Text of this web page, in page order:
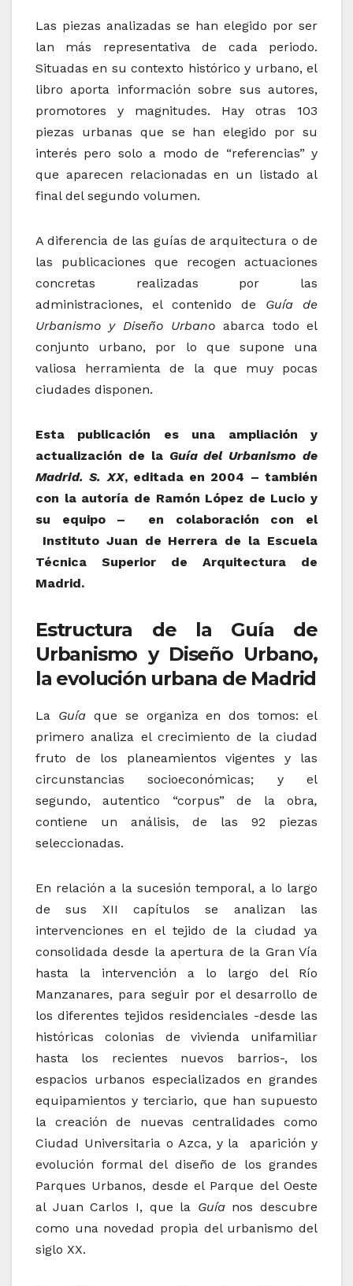
Las piezas analizadas se han elegido por ser
lan más representativa de cada periodo.
Situadas en su contexto histórico y urbano, el
libro aporta información sobre sus autores,
promotores y magnitudes. Hay otras 103
piezas urbanas que se han elegido por su
interés pero solo a modo de “referencias” y
que aparecen relacionadas en un listado al
final del segundo volumen.
A diferencia de las guías de arquitectura o de
las publicaciones que recogen actuaciones
concretas realizadas por las
administraciones, el contenido de Guía de
Urbanismo y Diseño Urbano abarca todo el
conjunto urbano, por lo que supone una
valiosa herramienta de la que muy pocas
ciudades disponen.
Esta publicación es una ampliación y
actualización de la Guía del Urbanismo de
Madrid. S. XX, editada en 2004 – también
con la autoría de Ramón López de Lucio y
su equipo – en colaboración con el
Instituto Juan de Herrera de la Escuela
Técnica Superior de Arquitectura de
Madrid.
Estructura de la Guía de
Urbanismo y Diseño Urbano,
la evolución urbana de Madrid
La Guíaque se organiza en dos tomos: el
primero analiza el crecimiento de la ciudad
fruto de los planeamientos vigentes y las
circunstancias socioeconómicas; y el
segundo, autentico “corpus” de la obra,
contiene un análisis, de las 92 piezas
seleccionadas.
En relación a la sucesión temporal, a lo largo
de sus XII capítulos se analizan las
intervenciones en el tejido de la ciudad ya
consolidada desde la apertura de la Gran Vía
hasta la intervención a lo largo del Río
Manzanares, para seguir por el desarrollo de
los diferentes tejidos residenciales -desde las
históricas colonias de vivienda unifamiliar
hasta los recientes nuevos barrios-, los
espacios urbanos especializados en grandes
equipamientos y terciario, que han supuesto
la creación de nuevas centralidades como
Ciudad Universitaria o Azca, y la aparición y
evolución formal del diseño de los grandes
Parques Urbanos, desde el Parque del Oeste
al Juan Carlos I, que la Guíanos descubre
como una novedad propia del urbanismo del
siglo XX.